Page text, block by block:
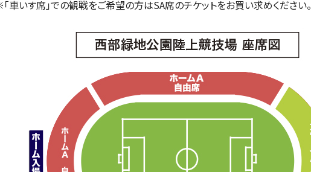
車いす席」での観戦をご希望の方はSA席のチケットをお買い求めください。